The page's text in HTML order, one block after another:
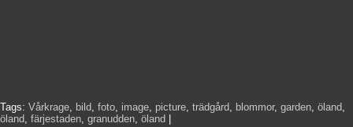
Tags: Vårkrage, bild, foto, image, picture, trädgård, blommor, garden, öland,
öland, färjestaden, granudden, öland